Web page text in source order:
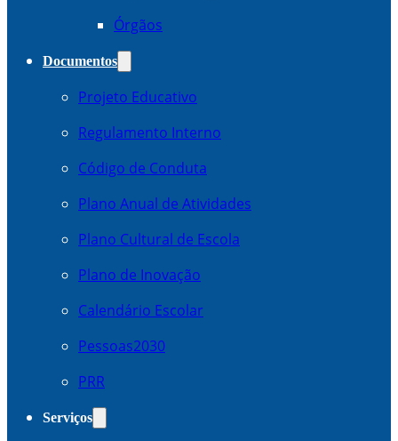
Órgãos
Documentos
Projeto Educativo
Regulamento Interno
Código de Conduta
Plano Anual de Atividades
Plano Cultural de Escola
Plano de Inovação
Calendário Escolar
Pessoas2030
PRR
Serviços